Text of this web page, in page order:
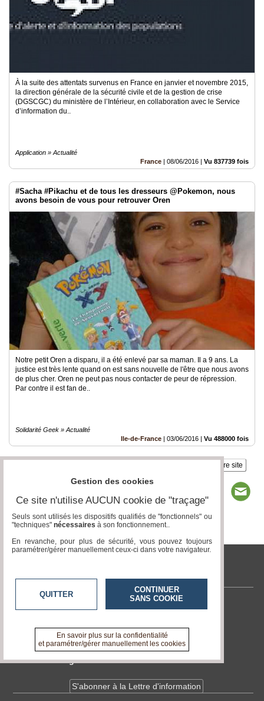
À la suite des attentats survenus en France en janvier et novembre 2015,
la direction générale de la sécurité civile et de la gestion de crise
(DGSCGC) du ministère de l’Intérieur, en collaboration avec le Service
d’information du..
Application » Actualité
France | 08/06/2016 | Vu 837739 fois
#Sacha #Pikachu et de tous les dresseurs @Pokemon, nous
avons besoin de vous pour retrouver Oren
Notre petit Oren a disparu, il a été enlevé par sa maman. Il a 9 ans. La
justice est très lente quand on est sans nouvelle de l'être que nous avons
de plus cher. Oren ne peut pas nous contacter de peur de répression.
Par contre il est fan de..
Solidarité Geek » Actualité
Ile-de-France | 03/06/2016 | Vu 488000 fois
Insérez sur votre site
tvlocale.fr
Contactez-nous
A propos de tvlocale.fr
Devenir délégué
S'abonner à la Lettre d'information
Gestion des cookies
Ce site n'utilise AUCUN cookie de "traçage"
Seuls sont utilisés les dispositifs qualifiés de "fonctionnels" ou
"techniques" nécessaires à son fonctionnement..
En revanche, pour plus de sécurité, vous pouvez toujours
paramétrer/gérer manuellement ceux-ci dans votre navigateur.
QUITTER
CONTINUER
SANS COOKIE
En savoir plus sur la confidentialité
et paramétrer/gérer manuellement les cookies